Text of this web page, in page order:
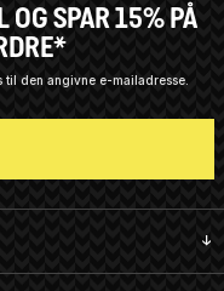
OG SPAR 15% PÅ
til den angivne e-mailadresse.